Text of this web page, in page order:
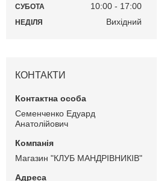
СУБОТА 10:00 17:00
НЕДІЛЯ Вихідний
КОНТАКТИ
Семенченко Едуард
Анатолійович
Магазин "КЛУБ МАНДРІВНИКІВ"